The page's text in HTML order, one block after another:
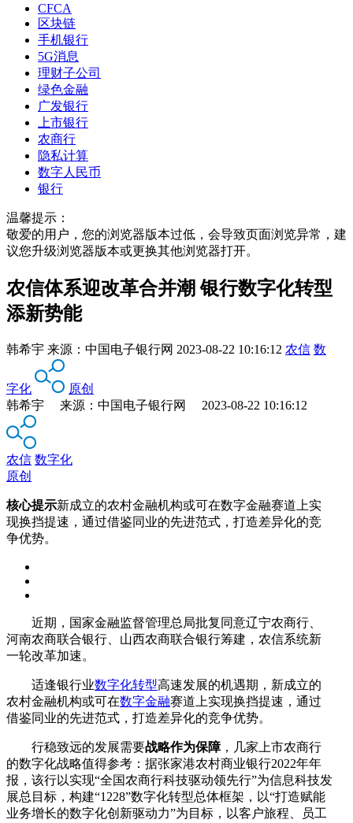
CFCA
区块链
手机银行
5G消息
理财子公司
绿色金融
广发银行
上市银行
农商行
隐私计算
数字人民币
银行
温馨提示：
敬爱的用户，您的浏览器版本过低，会导致页面浏览异常，建
议您升级浏览器版本或更换其他浏览器打开。
农信体系迎改革合并潮 银行数字化转型
添新势能
韩希宇 来源： 中国电子银行网 2023-08-22 10:16:12 农信 数
字化
原创
韩希宇 来源：中国电子银行网 2023-08-22 10:16:12
农信 数字化
原创
核心提示新成立的农村金融机构或可在数字金融赛道上实
现换挡提速，通过借鉴同业的先进范式，打造差异化的竞
争优势。
近期，国家金融监督管理总局批复同意辽宁农商行、
河南农商联合银行、山西农商联合银行筹建，农信系统新
一轮改革加速。
适逢银行业数字化转型高速发展的机遇期，新成立的
农村金融机构或可在数字金融赛道上实现换挡提速，通过
借鉴同业的先进范式，打造差异化的竞争优势。
行稳致远的发展需要战略作为保障，几家上市农商行
的数字化战略值得参考：据张家港农村商业银行2022年年
报，该行以实现“全国农商行科技驱动领先行”为信息科技发
展总目标，构建“1228”数字化转型总体框架，以“打造赋能
业务增长的数字化创新驱动力”为目标，以客户旅程、员工